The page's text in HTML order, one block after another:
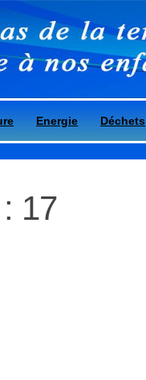
Energie Déchets
17